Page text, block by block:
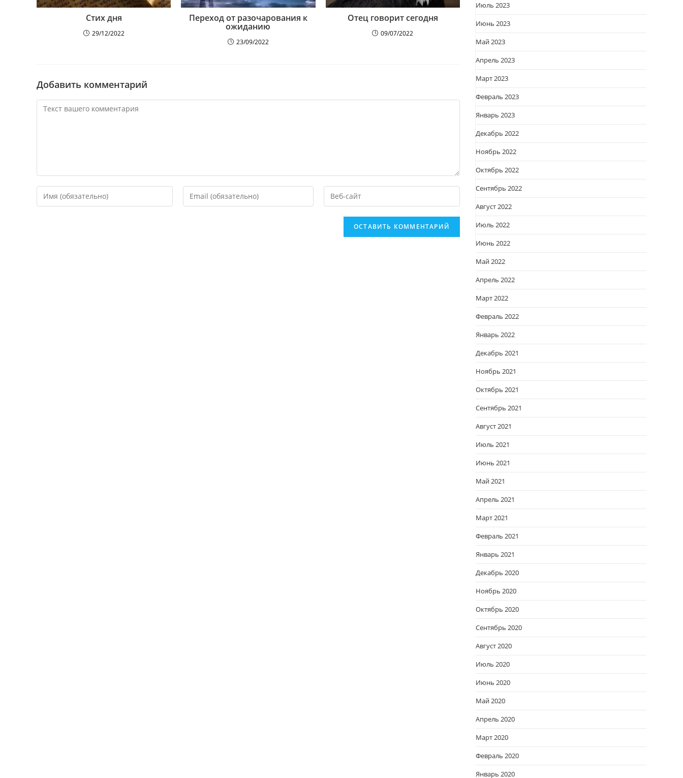
Стих дня
29/12/2022
Переход от разочарования к
ожиданию
23/09/2022
Отец говорит сегодня
09/07/2022
Добавить комментарий
Июль 2023
Июнь 2023
Май 2023
Апрель 2023
Март 2023
Февраль 2023
Январь 2023
Декабрь 2022
Ноябрь 2022
Октябрь 2022
Сентябрь 2022
Август 2022
Июль 2022
Июнь 2022
Май 2022
Апрель 2022
Март 2022
Февраль 2022
Январь 2022
Декабрь 2021
Ноябрь 2021
Октябрь 2021
Сентябрь 2021
Август 2021
Июль 2021
Июнь 2021
Май 2021
Апрель 2021
Март 2021
Февраль 2021
Январь 2021
Декабрь 2020
Ноябрь 2020
Октябрь 2020
Сентябрь 2020
Август 2020
Июль 2020
Июнь 2020
Май 2020
Апрель 2020
Март 2020
Февраль 2020
Январь 2020